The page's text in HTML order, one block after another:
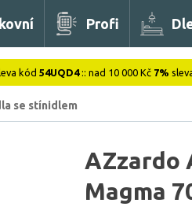
Profi
kód 54UQD4:: nad 10 000 Kč 7%
se stínidlem
AZzardo
Magma